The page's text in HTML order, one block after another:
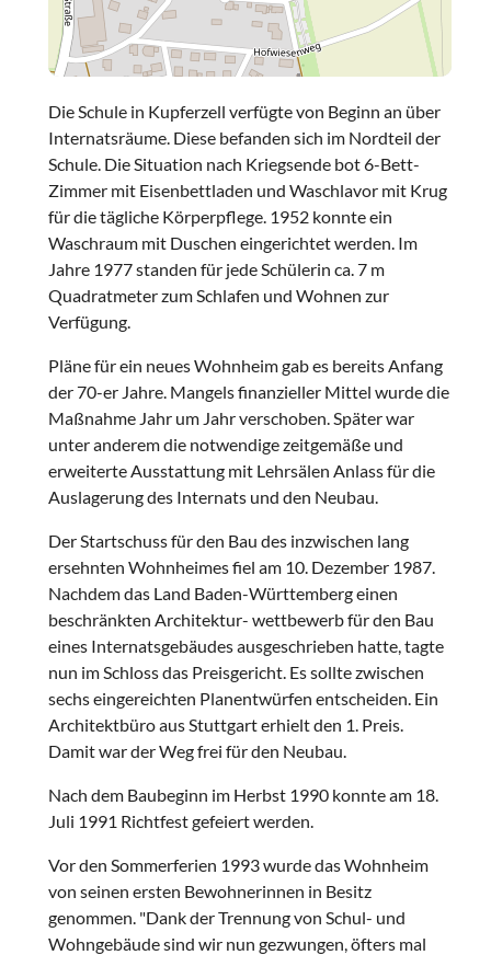
Die Schule in Kupferzell verfügte von Beginn an über
Internatsräume. Diese befanden sich im Nordteil der
Schule. Die Situation nach Kriegsende bot 6-Bett-
Zimmer mit Eisenbettladen und Waschlavor mit Krug
für die tägliche Körperpflege. 1952 konnte ein
Waschraum mit Duschen eingerichtet werden. Im
Jahre 1977 standen für jede Schülerin ca. 7 m
Quadratmeter zum Schlafen und Wohnen zur
Verfügung.
Pläne für ein neues Wohnheim gab es bereits Anfang
der 70-er Jahre. Mangels finanzieller Mittel wurde die
Maßnahme Jahr um Jahr verschoben. Später war
unter anderem die notwendige zeitgemäße und
erweiterte Ausstattung mit Lehrsälen Anlass für die
Auslagerung des Internats und den Neubau.
Der Startschuss für den Bau des inzwischen lang
ersehnten Wohnheimes fiel am 10. Dezember 1987.
Nachdem das Land Baden-Württemberg einen
beschränkten Architektur- wettbewerb für den Bau
eines Internatsgebäudes ausgeschrieben hatte, tagte
nun im Schloss das Preisgericht. Es sollte zwischen
sechs eingereichten Planentwürfen entscheiden. Ein
Architektbüro aus Stuttgart erhielt den 1. Preis.
Damit war der Weg frei für den Neubau.
Nach dem Baubeginn im Herbst 1990 konnte am 18.
Juli 1991 Richtfest gefeiert werden.
Vor den Sommerferien 1993 wurde das Wohnheim
von seinen ersten Bewohnerinnen in Besitz
genommen. "Dank der Trennung von Schul- und
Wohngebäude sind wir nun gezwungen, öfters mal